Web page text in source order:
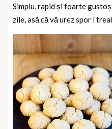
Simplu, rapid și foarte
zile, asă că vă urez spor l